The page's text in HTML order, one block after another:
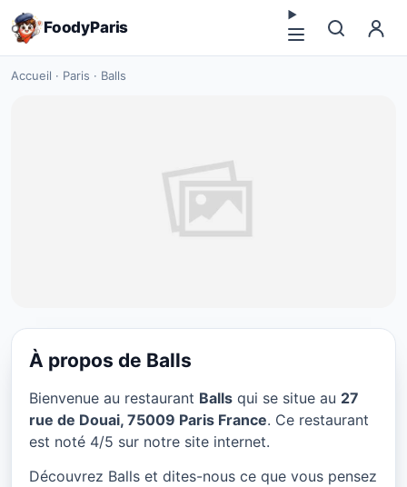
FoodyParis
Accueil · Paris · Balls
Balls à Paris
★ 4/5
À propos de Balls
Bienvenue au restaurant Balls qui se situe au 27
rue de Douai, 75009 Paris France. Ce restaurant
est noté 4/5 sur notre site internet.
Découvrez Balls et dites-nous ce que vous pensez